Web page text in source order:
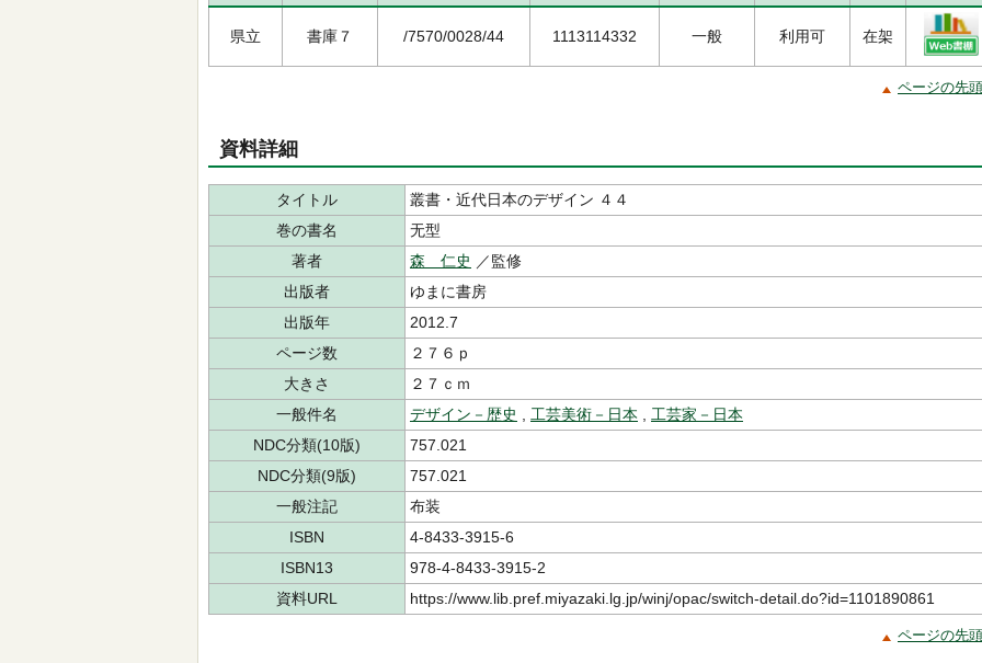
県立 書庫７ /7570/0028/44 1113114332 一般 利用可 在架
ページの先
資料詳細
タイトル
叢書・近代日本のデザイン ４４
巻の書名
无型
著者
森 仁史 ／監修
出版者
ゆまに書房
出版年
2012.7
ページ数
２７６ｐ
大きさ
２７ｃｍ
一般件名
デザイン－歴史 工芸美術－日本
工芸家－日本
NDC分類(10版)
757.021
NDC分類(9版)
757.021
一般注記
布装
ISBN
4-8433-3915-6
ISBN13
978-4-8433-3915-2
資料URL
https://www.lib.pref.miyazaki.lg.jp/winj/opac/switch-detail.do?id=1101890861
ページの先